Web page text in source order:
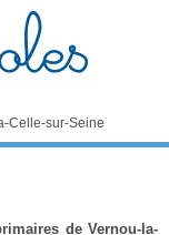
Celle-sur-Seine
de Vernou-la-